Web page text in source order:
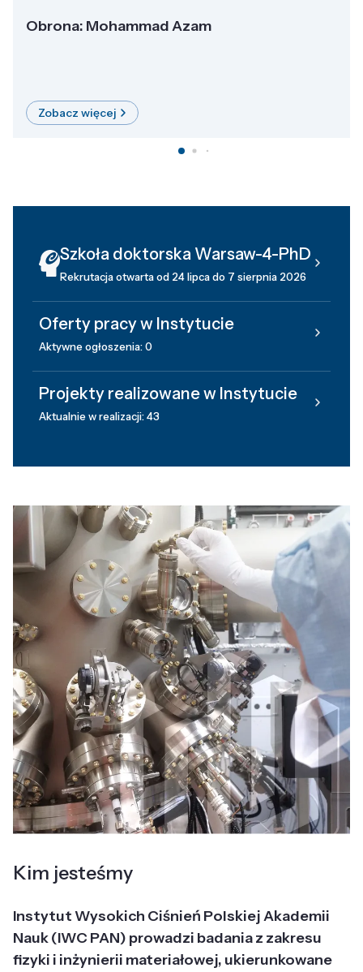
Obrona: Mohammad Azam
Zobacz więcej
Szkoła doktorska Warsaw-4-PhD
Rekrutacja otwarta od 24 lipca do 7 sierpnia 2026
Oferty pracy w Instytucie
Aktywne ogłoszenia: 0
Projekty realizowane w Instytucie
Aktualnie w realizacji: 43
Kim jesteśmy
Instytut Wysokich Ciśnień Polskiej Akademii
Nauk (IWC PAN) prowadzi badania z zakresu
fizyki i inżynierii materiałowej, ukierunkowane